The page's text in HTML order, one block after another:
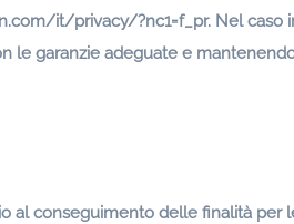
it/privacy/?nc1=f_pr. Nel
le garanzie adeguate e
al conseguimento delle finalità